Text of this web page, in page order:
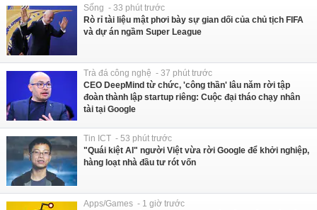
Sống - 33 phút trước
Rò rỉ tài liệu mật phơi bày sự gian dối của chủ tịch FIFA
và dự án ngầm Super League
Trà đá công nghệ - 37 phút trước
CEO DeepMind từ chức, 'công thần' lâu năm rời tập
đoàn thành lập startup riêng: Cuộc đại tháo chạy nhân
tài tại Google
Tin ICT - 53 phút trước
"Quái kiệt AI" người Việt vừa rời Google để khởi nghiệp,
hàng loạt nhà đầu tư rót vốn
Apps/Games - 1 giờ trước